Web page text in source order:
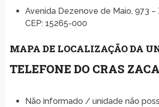
Avenida Dezenove de Maio, 973 –
CEP: 15265-000
MAPA DE LOCALIZAÇÃO DA
TELEFONE DO CRAS
Não informado / unidade não